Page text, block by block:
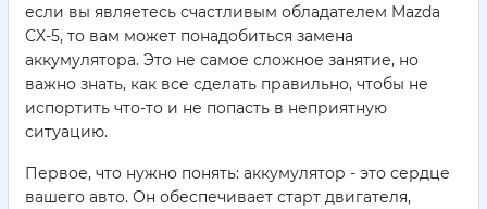
если вы являетесь счастливым обладателем Mazda
CX-5, то вам может понадобиться замена
аккумулятора. Это не самое сложное занятие, но
важно знать, как все сделать правильно, чтобы не
испортить что-то и не попасть в неприятную
ситуацию.
Первое, что нужно понять: аккумулятор - это сердце
вашего авто. Он обеспечивает старт двигателя,